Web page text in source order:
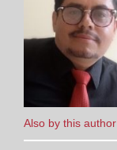
Also by this author